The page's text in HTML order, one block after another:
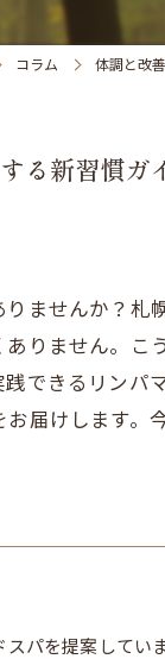
コラム 体調と改
る新習慣ガ
ませんか？
りません。
できるリン
届けします
パを提案して